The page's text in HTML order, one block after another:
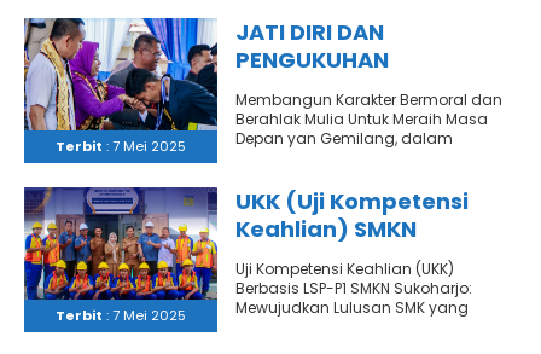
bendera..
Terbit : 7 Mei 2025
JATI DIRI DAN
PENGUKUHAN
KELULUSAN ANGKATAN 19
Membangun Karakter Bermoral dan
Berahlak Mulia Untuk Meraih Masa
Depan yan Gemilang, dalam
Terbit : 7 Mei 2025
UKK (Uji Kompetensi
Keahlian) SMKN
SUKOHARJO TAHUN 2025
Uji Kompetensi Keahlian (UKK)
Berbasis LSP-P1 SMKN Sukoharjo:
Mewujudkan Lulusan SMK yang